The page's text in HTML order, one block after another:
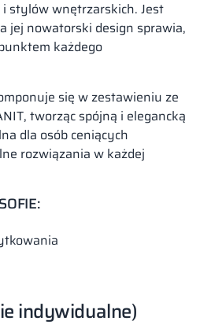
stylów wnętrzarskich. Jest
jej nowatorski design sprawia,
każdego
się w zestawieniu ze
tworząc spójną i elegancką
dla osób ceniących
rozwiązania w każdej
indywidualne)